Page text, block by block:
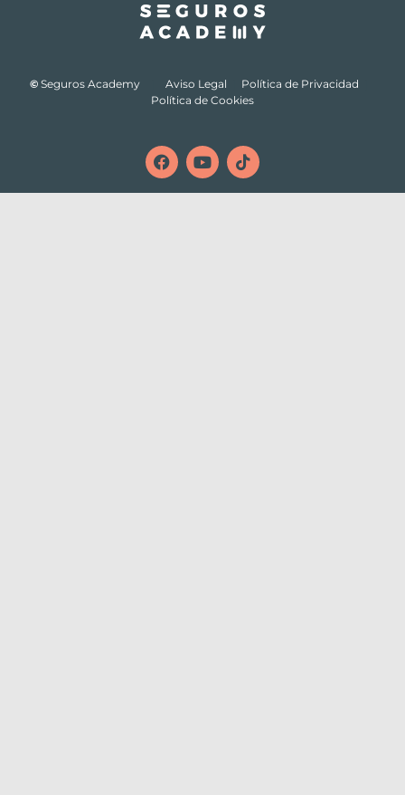
© Seguros Academy| Aviso Legal Política de Privacidad
Política de Cookies